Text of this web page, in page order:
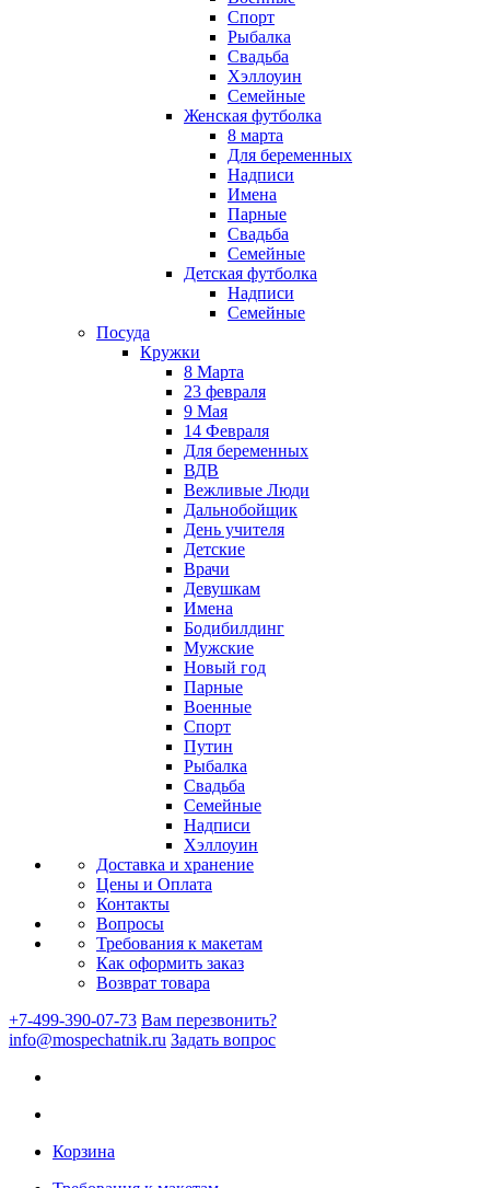
Спорт
Рыбалка
Свадьба
Хэллоуин
Семейные
Женская футболка
8 марта
Для беременных
Надписи
Имена
Парные
Свадьба
Семейные
Детская футболка
Надписи
Семейные
Посуда
Кружки
8 Марта
23 февраля
9 Мая
14 Февраля
Для беременных
ВДВ
Вежливые Люди
Дальнобойщик
День учителя
Детские
Врачи
Девушкам
Имена
Бодибилдинг
Мужские
Новый год
Парные
Военные
Спорт
Путин
Рыбалка
Свадьба
Семейные
Надписи
Хэллоуин
Доставка и хранение
Цены и Оплата
Контакты
Вопросы
Требования к макетам
Как оформить заказ
Возврат товара
+7-499-390-07-73 Вам перезвонить?
info@mospechatnik.ru Задать вопрос
Корзина